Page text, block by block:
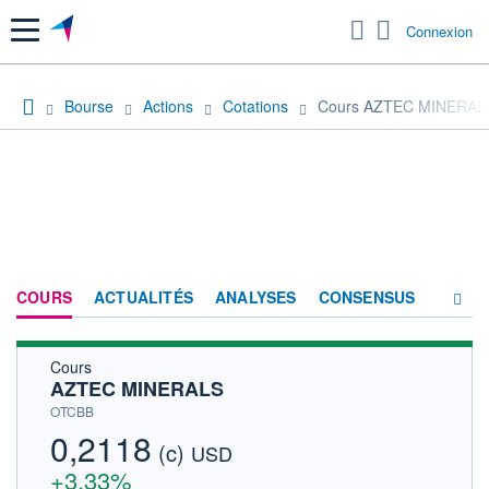
Menu Connexion
Bourse Actions Cotations Cours AZTEC
COURS ACTUALITÉS ANALYSES CONSENSUS
Cours
AZTEC MINERALS
OTCBB
0,2118 (c) USD
+3,33%